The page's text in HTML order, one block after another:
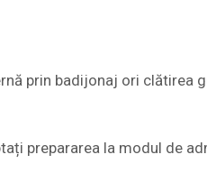
prin badijonaj ori clătirea
prepararea la modul de